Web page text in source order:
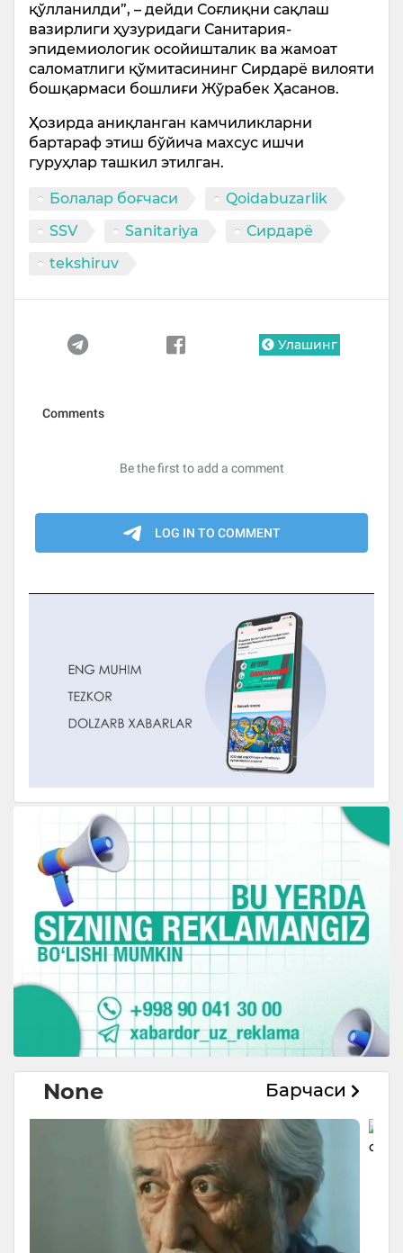
қўлланилди”, – дейди Соғлиқни сақлаш
вазирлиги ҳузуридаги Санитария-
эпидемиологик осойишталик ва жамоат
саломатлиги қўмитасининг Сирдарё вилояти
бошқармаси бошлиғи Жўрабек Ҳасанов.​
Ҳозирда аниқланган камчиликларни
бартараф этиш бўйича махсус ишчи
гуруҳлар ташкил этилган.
Болалар боғчаси
Qoidabuzarlik
SSV
Sanitariya
Сирдарё
tekshiruv
Улашинг
None Барчаси